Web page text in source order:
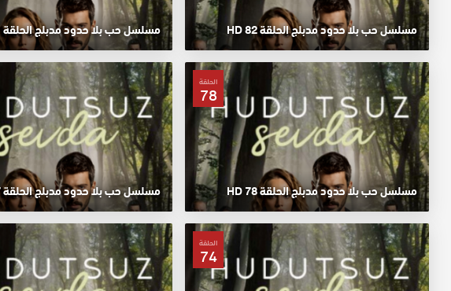
مسلسل حب بلا حدود مدبلج الحلقة 82 HD مسلسل حب بلا حدود مدبلج الحلقة 81 HD
الحلقة
78
مسلسل حب بلا حدود مدبلج الحلقة 78 HD مسلسل حب بلا حدود مدبلج الحلقة 77 HD
الحلقة
74